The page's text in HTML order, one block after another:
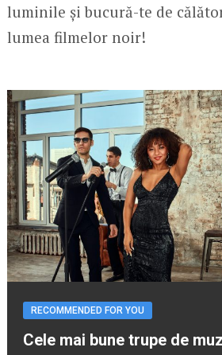
luminile și bucură-te de
lumea filmelor noir!
RECOMMENDED FOR YOU
Cele mai bune trupe de